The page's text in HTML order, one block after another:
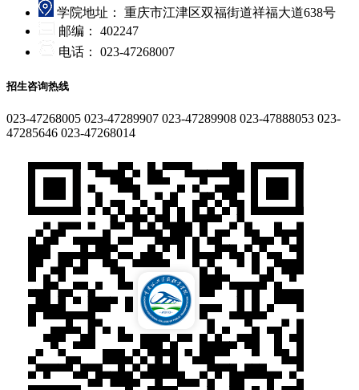
学院地址：
重庆市江津区双福街道祥福大道638号
邮编：
402247
电话：
023-47268007
招生咨询热线
023-47268005 023-47289907 023-47289908 023-47888053 023-
47285646 023-47268014